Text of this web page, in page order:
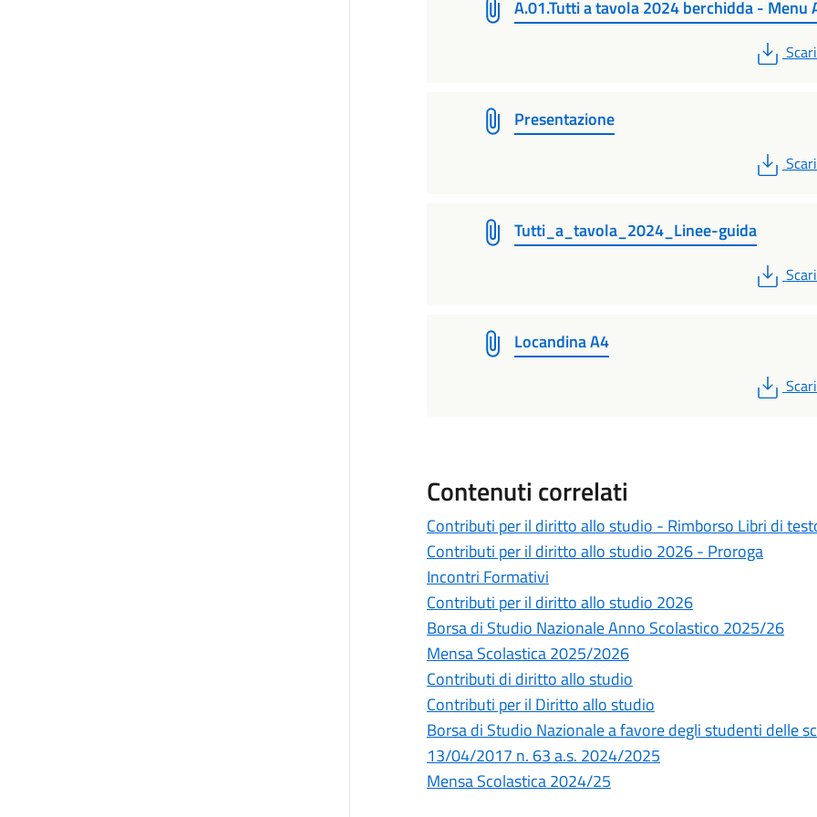
A.01.Tutti a tavola 2024 berchidda - Menu
PDF
Presentazione
PDF
Tutti_a_tavola_2024_Linee-guida
PDF
Locandina A4
PDF
Contenuti correlati
Contributi per il diritto allo studio - Rimborso Libri di
Contributi per il diritto allo studio 2026 - Proroga
Incontri Formativi
Contributi per il diritto allo studio 2026
Borsa di Studio Nazionale Anno Scolastico 2025/26
Mensa Scolastica 2025/2026
Contributi di diritto allo studio
Contributi per il Diritto allo studio
Borsa di Studio Nazionale a favore degli studenti delle
13/04/2017 n. 63 a.s. 2024/2025
Mensa Scolastica 2024/25